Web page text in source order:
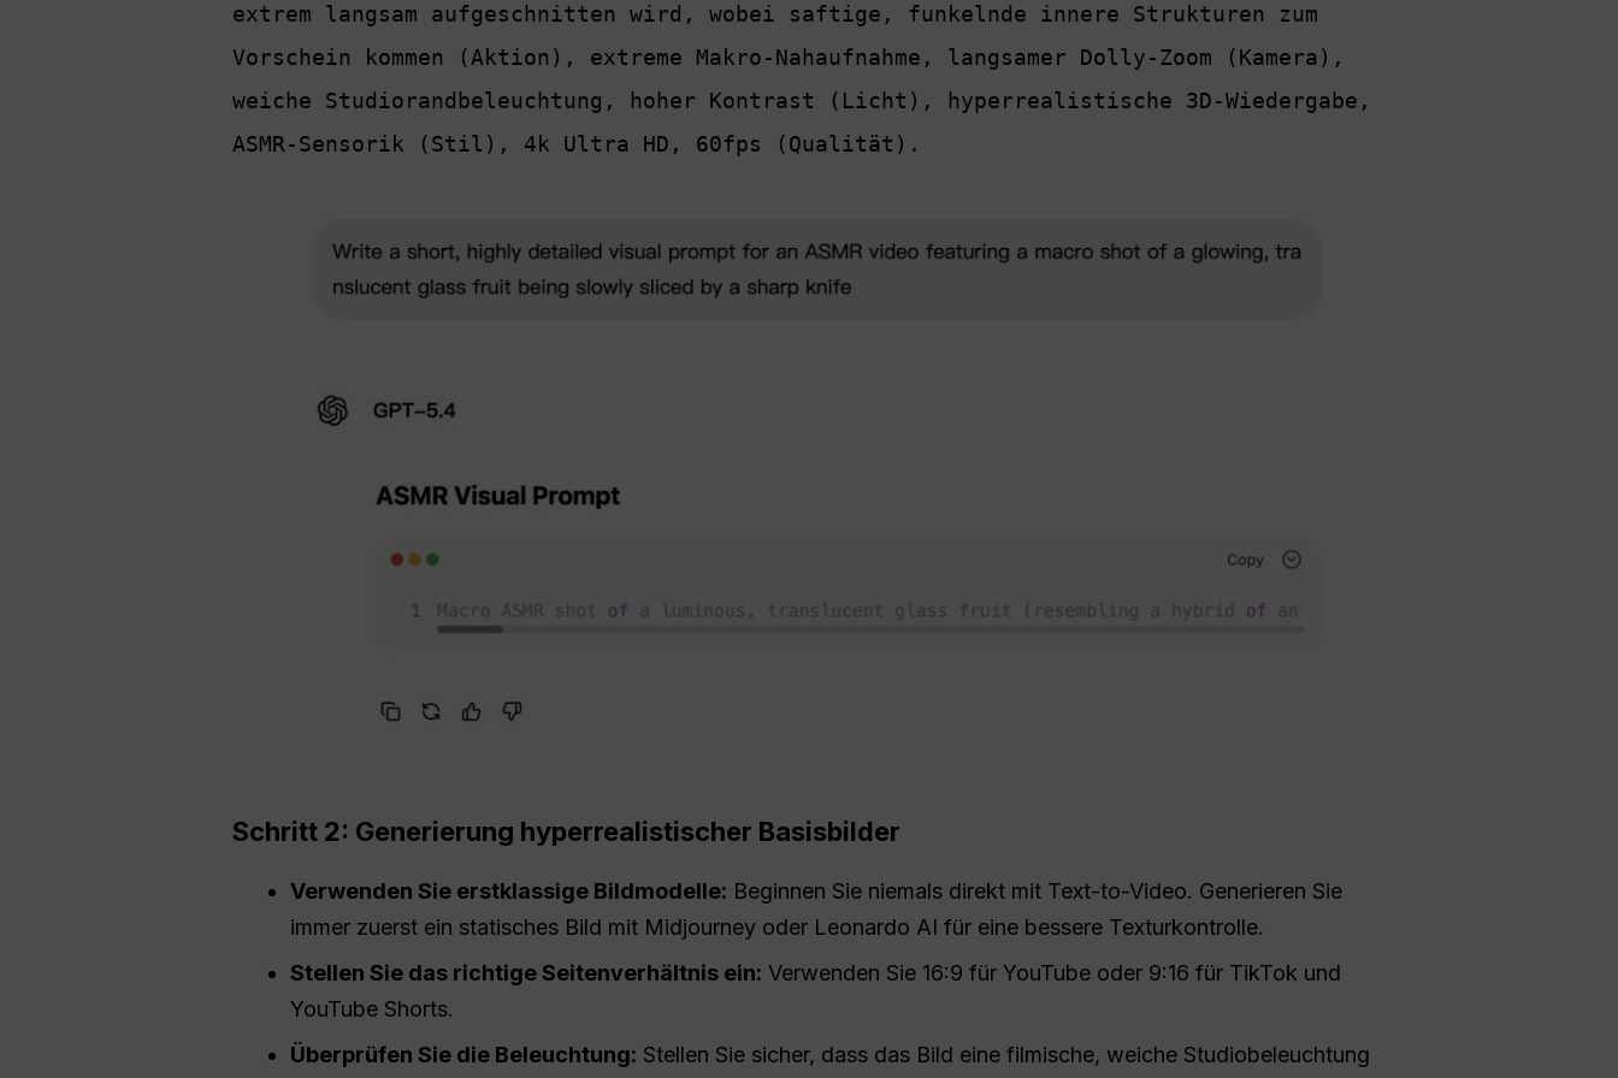
extrem langsam aufgeschnitten wird, wobei saftige, funkelnde innere Strukturen zum
Vorschein kommen (Aktion), extreme Makro-Nahaufnahme, langsamer Dolly-Zoom (Kamera),
weiche Studiorandbeleuchtung, hoher Kontrast (Licht), hyperrealistische 3D-Wiedergabe,
ASMR-Sensorik (Stil), 4k Ultra HD, 60fps (Qualität).
Schritt 2: Generierung hyperrealistischer Basisbilder
Verwenden Sie erstklassige Bildmodelle: Beginnen Sie niemals direkt mit Text-to-Video. Generieren Sie
immer zuerst ein statisches Bild mit Midjourney oder Leonardo AI für eine bessere Texturkontrolle.
Stellen Sie das richtige Seitenverhältnis ein: Verwenden Sie 16:9 für YouTube oder 9:16 für TikTok und
YouTube Shorts.
Überprüfen Sie die Beleuchtung: Stellen Sie sicher, dass das Bild eine filmische, weiche Studiobeleuchtung